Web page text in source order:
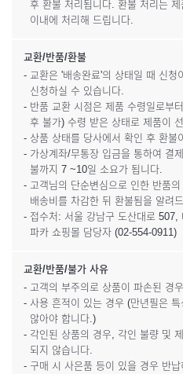
후 환불 처리됩니다. 환불 처리는
이내에 처리해 드립니다.
교환/반품/환불
- 교환은 '배송완료'의 상태일 때 신청
신청하실 수 있습니다.
- 반품 교환 시점은 제품 수령일로부
후 불가) 수령 받은 상태로 제품이
- 상품 상태를 당사에서 확인 후 환불
- 가상계좌/무통장 입금을 통하여 결
불까지 7 ~10일 소요가 됩니다.
- 고객님의 단순변심으로 인한 반품
배송비를 차감한 뒤 환불됨을 알려
- 접수처: 서울 강남구 도산대로 507,
파카 쇼핑몰 담당자 (02-554-0911)
교환/반품/불가 사유
- 고객의 부주의로 상품이 파손된 경
- 사용 흔적이 있는 경우 (만년필은
않아야 합니다.)
- 각인된 상품의 경우, 각인 불량 및
되지 않습니다.
- 구매 시 사은품 등이 있을 경우 반